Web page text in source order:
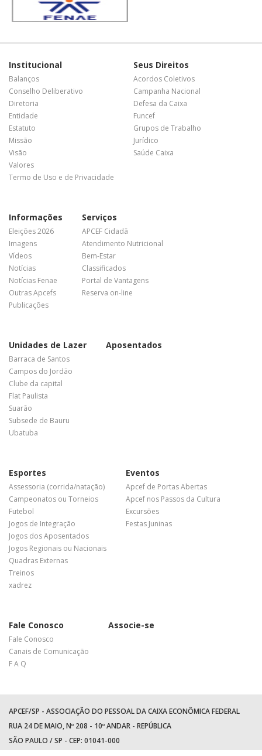
Institucional
Balanços
Conselho Deliberativo
Diretoria
Entidade
Estatuto
Missão
Visão
Valores
Termo de Uso e de Privacidade
Seus Direitos
Acordos Coletivos
Campanha Nacional
Defesa da Caixa
Funcef
Grupos de Trabalho
Jurídico
Saúde Caixa
Informações
Eleições 2026
Imagens
Vídeos
Notícias
Notícias Fenae
Outras Apcefs
Publicações
Serviços
APCEF Cidadã
Atendimento Nutricional
Bem-Estar
Classificados
Portal de Vantagens
Reserva on-line
Unidades de Lazer
Barraca de Santos
Campos do Jordão
Clube da capital
Flat Paulista
Suarão
Subsede de Bauru
Ubatuba
Aposentados
Esportes
Assessoria (corrida/natação)
Campeonatos ou Torneios
Futebol
Jogos de Integração
Jogos dos Aposentados
Jogos Regionais ou Nacionais
Quadras Externas
Treinos
xadrez
Eventos
Apcef de Portas Abertas
Apcef nos Passos da Cultura
Excursões
Festas Juninas
Fale Conosco
Fale Conosco
Canais de Comunicação
F A Q
Associe-se
APCEF/SP - ASSOCIAÇÃO DO PESSOAL DA CAIXA ECONÔMICA FEDERAL
RUA 24 DE MAIO, Nº 208 - 10º ANDAR - REPÚBLICA
SÃO PAULO / SP - CEP: 01041-000